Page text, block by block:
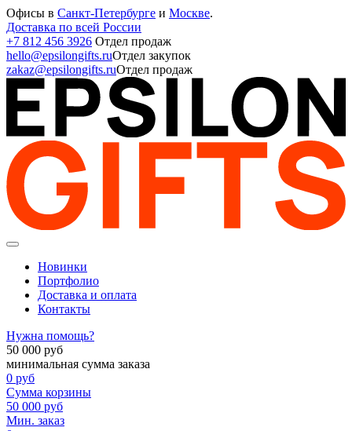
Офисы в Санкт-Петербурге и Москве.
Доставка по всей России
+7 812 456 3926 Отдел продаж
hello@epsilongifts.ruОтдел закупок
zakaz@epsilongifts.ruОтдел продаж
Новинки
Портфолио
Доставка и оплата
Контакты
Нужна помощь?
50 000 руб
минимальная сумма заказа
0 руб
Сумма корзины
50 000 руб
Мин. заказ